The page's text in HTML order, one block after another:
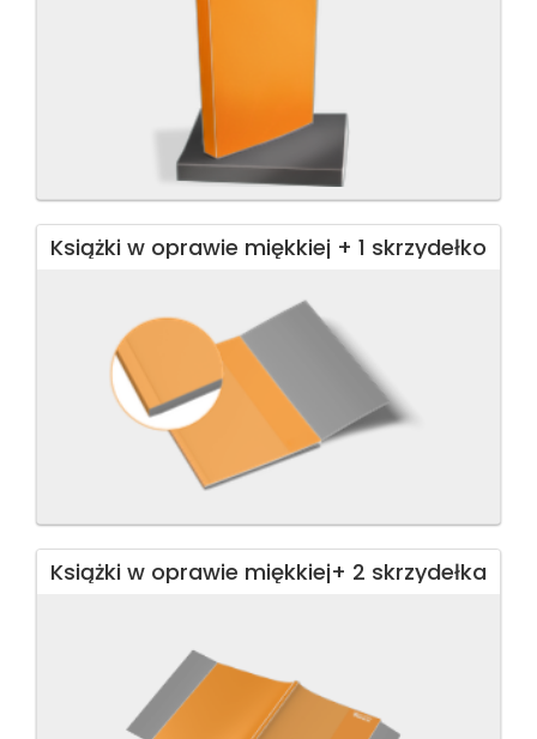
Książki w oprawie miękkiej + 1 skrzydełko
Książki w oprawie miękkiej+ 2 skrzydełka